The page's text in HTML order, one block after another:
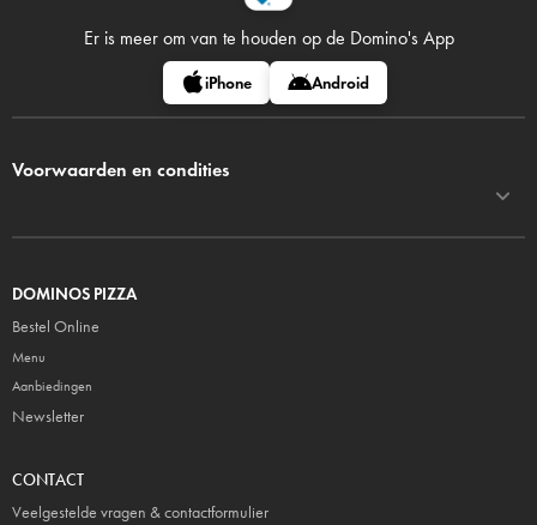
Er is meer om van te houden op de Domino's App
iPhone Android
Voorwaarden en condities
DOMINOS PIZZA
Bestel Online
Menu
Aanbiedingen
Newsletter
CONTACT
Veelgestelde vragen & contactformulier